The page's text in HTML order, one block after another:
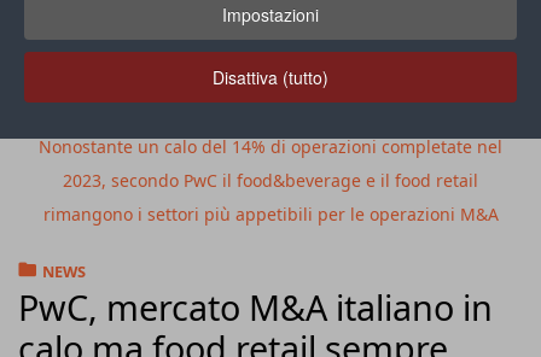
Impostazioni
Disattiva (tutto)
Nonostante un calo del 14% di operazioni completate nel
2023, secondo PwC il food&beverage e il food retail
rimangono i settori più appetibili per le operazioni M&A
NEWS
PwC, mercato M&A italiano in
calo ma food retail sempre